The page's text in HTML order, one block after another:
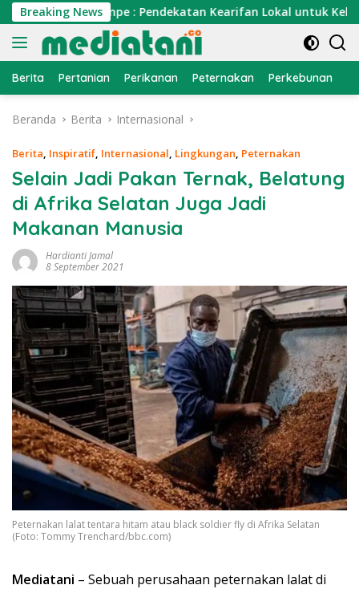
Langsung
ke
konten
Breaking News
Tempe : Pendekatan Kearifan Lokal untuk Keberlanjutan
Berita Pertanian Perikanan Peternakan Perkebunan
Beranda Berita Internasional
Berita, Inspiratif, Internasional, Lingkungan, Peternakan
Selain Jadi Pakan Ternak, Belatung
di Afrika Selatan Juga Jadi
Makanan Manusia
Hardianti Jamal
8 September 2021
Peternakan lalat tentara hitam atau black soldier fly di Afrika Selatan
(Foto: Tommy Trenchard/bbc.com)
Mediatani – Sebuah perusahaan peternakan lalat di